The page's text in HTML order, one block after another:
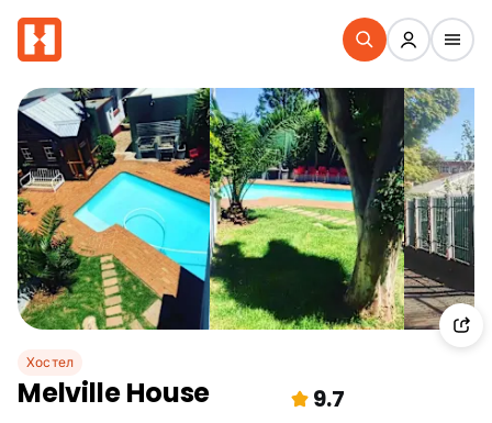
Хостел
Melville House 9.7